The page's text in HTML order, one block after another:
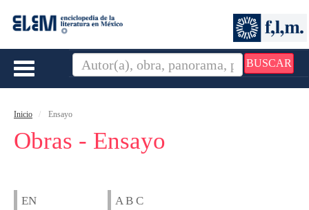
BUSCAR
Toggle
Inicio Ensayo
Obras - Ensayo
EN
A B C